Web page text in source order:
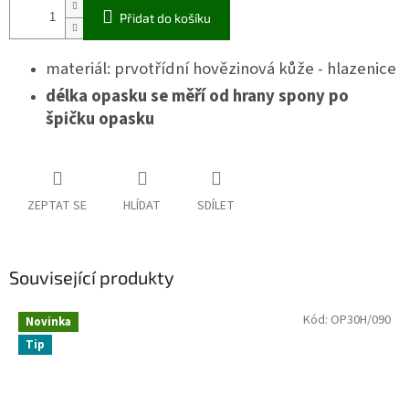
Přidat do košíku
materiál: prvotřídní hovězinová kůže - hlazenice
délka opasku se měří od hrany spony po
špičku opasku
ZEPTAT SE HLÍDAT SDÍLET
Související produkty
Novinka
Tip
Kód: OP30H/090